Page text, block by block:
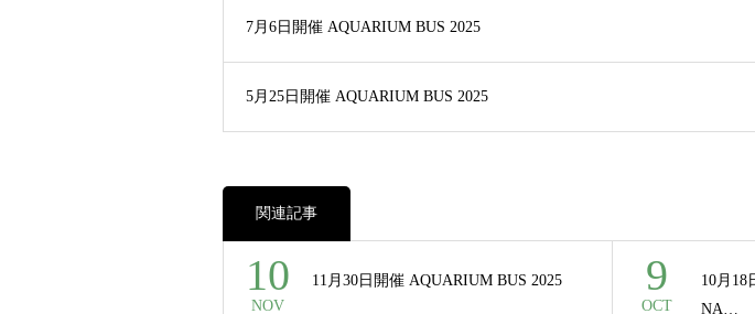
7月6日開催 AQUARIUM BUS 2025
5月25日開催 AQUARIUM BUS 2025
関連記事
10
NOV
11月30日開催 AQUARIUM BUS 2025 9
OCT
10月18
NA…